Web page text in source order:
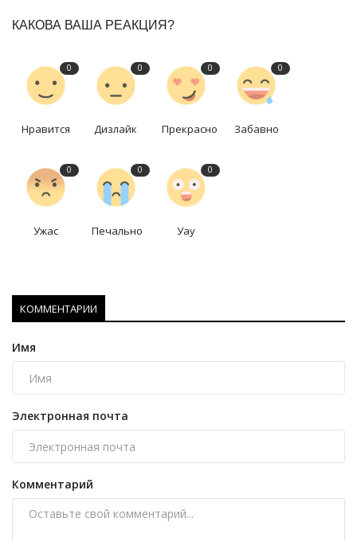
КАКОВА ВАША РЕАКЦИЯ?
0
Нравится
0
Дизлайк
0
Прекрасно
0
Забавно
0
Ужас
0
Печально
0
Уау
КОММЕНТАРИИ
Имя
Электронная почта
Комментарий